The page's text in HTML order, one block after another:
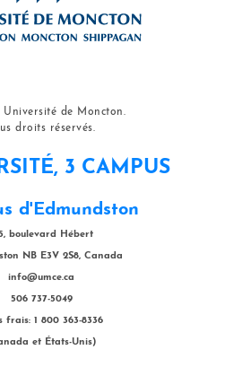
de Moncton.
droits réservés.
3 CAMPUS
d'Edmundston
boulevard Hébert
NB E3V 2S8, Canada
info@umce.ca
506 737-5049
frais: 1 800 363-8336
et États-Unis)